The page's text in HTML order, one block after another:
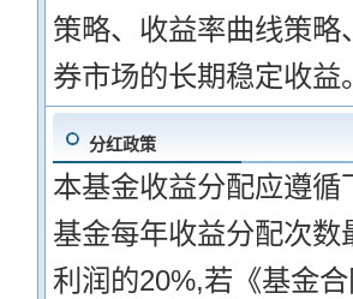
策略、收益率曲线策
券市场的长期稳定收益
分红政策
本基金收益分配应遵
基金每年收益分配次
利润的20%,若《基金